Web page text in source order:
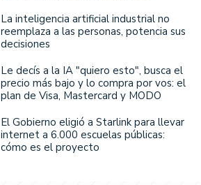
La inteligencia artificial industrial no
reemplaza a las personas, potencia sus
decisiones
Le decís a la IA "quiero esto", busca el
precio más bajo y lo compra por vos: el
plan de Visa, Mastercard y MODO
El Gobierno eligió a Starlink para llevar
internet a 6.000 escuelas públicas:
cómo es el proyecto